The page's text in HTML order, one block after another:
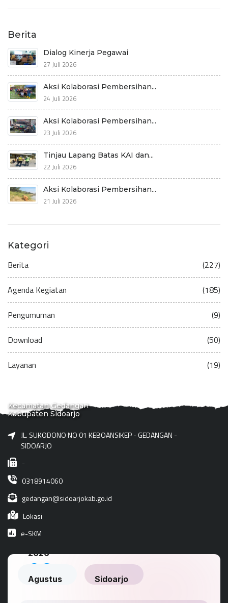
Berita
Dialog Kinerja Pegawai
27 Juli 2026
Aksi Kolaborasi Pembersihan...
24 Juli 2026
Aksi Kolaborasi Pembersihan...
23 Juli 2026
Tinjau Lapang Batas KAI dan...
22 Juli 2026
Aksi Kolaborasi Pembersihan...
21 Juli 2026
Kategori
Berita (227)
Agenda Kegiatan (185)
Pengumuman (9)
Download (50)
Layanan (19)
Kecamatan Gedangan
Kabupaten Sidoarjo
JL. SUKODONO NO 01 KEBOANSIKEP - GEDANGAN -
SIDOARJO
-
0318914060
gedangan@sidoarjokab.go.id
Lokasi
e-SKM